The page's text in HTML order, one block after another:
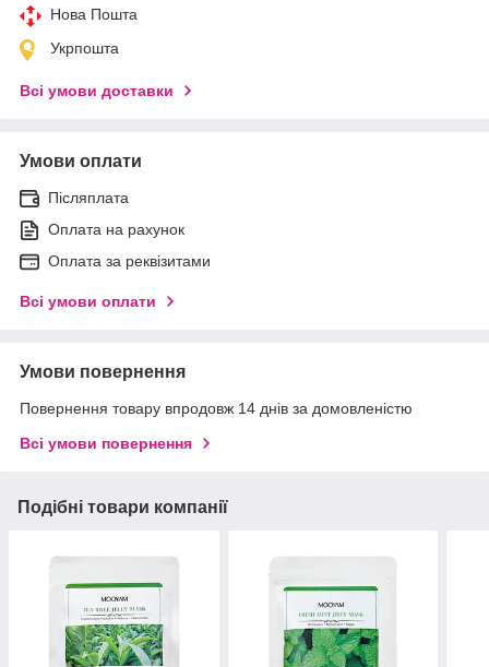
Нова Пошта
Укрпошта
Всі умови доставки
Умови оплати
Післяплата
Оплата на рахунок
Оплата за реквізитами
Всі умови оплати
Умови повернення
Повернення товару впродовж 14 днів за домовленістю
Всі умови повернення
Подібні товари компанії